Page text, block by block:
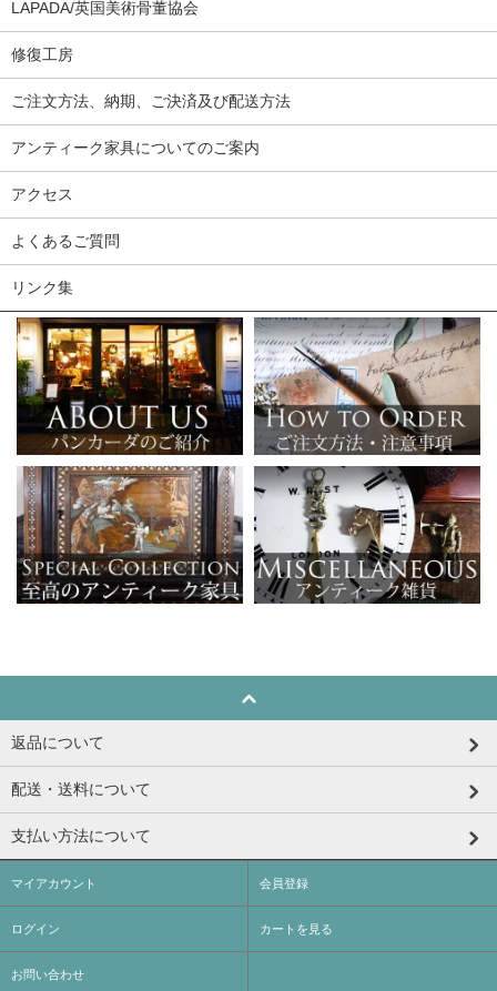
LAPADA/英国美術骨董協会
修復工房
ご注文方法、納期、ご決済及び配送方法
アンティーク家具についてのご案内
アクセス
よくあるご質問
リンク集
返品について
配送・送料について
支払い方法について
マイアカウント 会員登録
ログイン カートを見る
お問い合わせ